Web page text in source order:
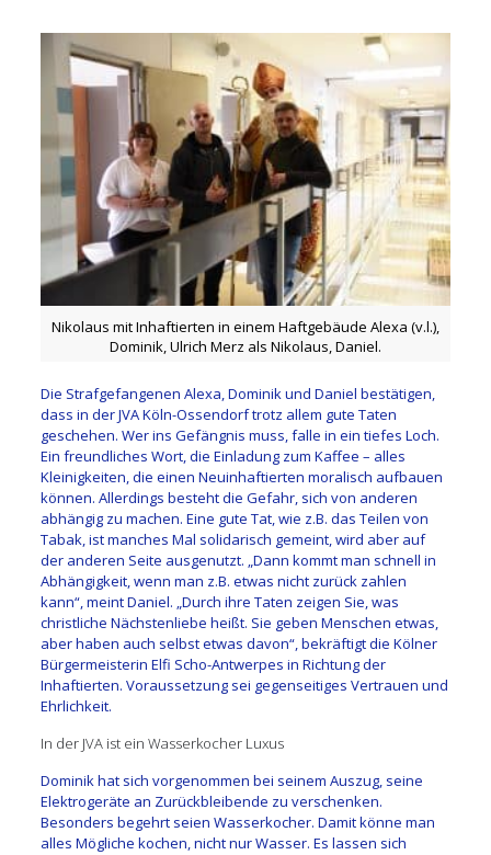
Nikolaus mit Inhaftierten in einem Haftgebäude Alexa (v.l.),
Dominik, Ulrich Merz als Nikolaus, Daniel.
Die Strafgefangenen Alexa, Dominik und Daniel bestätigen,
dass in der JVA Köln-Ossendorf trotz allem gute Taten
geschehen. Wer ins Gefängnis muss, falle in ein tiefes Loch.
Ein freundliches Wort, die Einladung zum Kaffee – alles
Kleinigkeiten, die einen Neuinhaftierten moralisch aufbauen
können. Allerdings besteht die Gefahr, sich von anderen
abhängig zu machen. Eine gute Tat, wie z.B. das Teilen von
Tabak, ist manches Mal solidarisch gemeint, wird aber auf
der anderen Seite ausgenutzt. „Dann kommt man schnell in
Abhängigkeit, wenn man z.B. etwas nicht zurück zahlen
kann“, meint Daniel. „Durch ihre Taten zeigen Sie, was
christliche Nächstenliebe heißt. Sie geben Menschen etwas,
aber haben auch selbst etwas davon“, bekräftigt die Kölner
Bürgermeisterin Elfi Scho-Antwerpes in Richtung der
Inhaftierten. Voraussetzung sei gegenseitiges Vertrauen und
Ehrlichkeit.
In der JVA ist ein Wasserkocher Luxus
Dominik hat sich vorgenommen bei seinem Auszug, seine
Elektrogeräte an Zurückbleibende zu verschenken.
Besonders begehrt seien Wasserkocher. Damit könne man
alles Mögliche kochen, nicht nur Wasser. Es lassen sich